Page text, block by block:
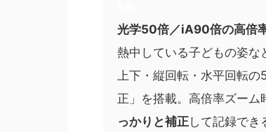
光学50倍／iA90倍の高倍
熱中している子どもの姿な
上下・縦回転・水平回転
正」を搭載。高倍率ズー
っかりと補正して記録でき